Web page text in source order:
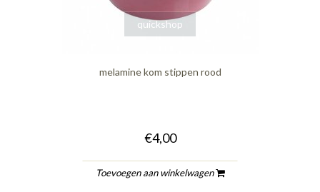
quickshop
melamine kom stippen rood
€4,00
Toevoegen aan winkelwagen